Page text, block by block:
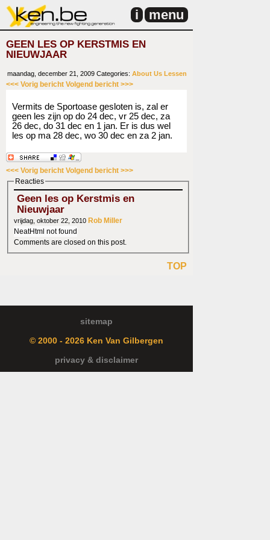
i menu
GEEN LES OP KERSTMIS EN
NIEUWJAAR
maandag, december 21, 2009 Categories: About Us Lessen
<<< Vorig bericht Volgend bericht >>>
Vermits de Sportoase gesloten is, zal er
geen les zijn op do 24 dec, vr 25 dec, za
26 dec, do 31 dec en 1 jan. Er is dus wel
les op ma 28 dec, wo 30 dec en za 2 jan.
<<< Vorig bericht Volgend bericht >>>
Reacties
Geen les op Kerstmis en
Nieuwjaar
vrijdag, oktober 22, 2010 Rob Miller
NeatHtml not found
Comments are closed on this post.
TOP
sitemap
© 2000 - 2026 Ken Van Gilbergen
privacy & disclaimer